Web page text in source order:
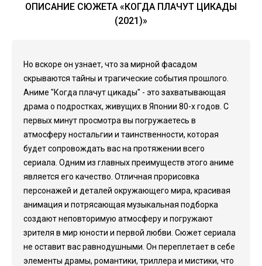
ОПИСАНИЕ СЮЖЕТА «КОГДА ПЛАЧУТ ЦИКАДЫ
(2021)»
Но вскоре он узнает, что за мирной фасадом
скрываются тайны и трагические события прошлого.
Аниме "Когда плачут цикады" - это захватывающая
драма о подростках, живущих в Японии 80-х годов. С
первых минут просмотра вы погружаетесь в
атмосферу ностальгии и таинственности, которая
будет сопровождать вас на протяжении всего
сериала. Одним из главных преимуществ этого аниме
является его качество. Отличная прорисовка
персонажей и деталей окружающего мира, красивая
анимация и потрясающая музыкальная подборка
создают неповторимую атмосферу и погружают
зрителя в мир юности и первой любви. Сюжет сериала
не оставит вас равнодушными. Он переплетает в себе
элементы драмы, романтики, триллера и мистики, что